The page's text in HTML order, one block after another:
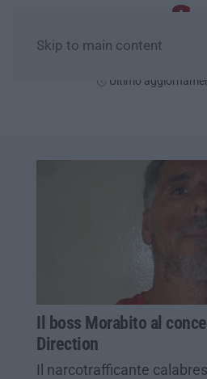
Skip to main content
Ultimo
Il boss Morabito al
Direction
Il narcotrafficante